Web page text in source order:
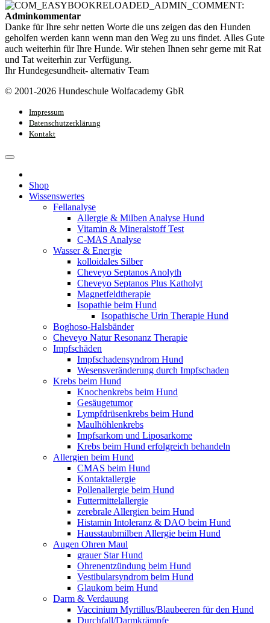
Adminkommentar
Danke für Ihre sehr netten Worte die uns zeigen das den Hunden
geholfen werden kann wenn man den Weg zu uns findet. Alles Gute
auch weiterhin für Ihre Hunde. Wir stehen Ihnen sehr gerne mit Rat
und Tat weiterhin zur Verfügung.
Ihr Hundegesundheit- alternativ Team
© 2001-2026 Hundeschule Wolfacademy GbR
Impressum
Datenschutzerklärung
Kontakt
Shop
Wissenswertes
Fellanalyse
Allergie & Milben Analyse Hund
Vitamin & Mineralstoff Test
C-MAS Analyse
Wasser & Energie
kolloidales Silber
Cheveyo Septanos Anolyth
Cheveyo Septanos Plus Katholyt
Magnetfeldtherapie
Isopathie beim Hund
Isopathische Urin Therapie Hund
Boghoso-Halsbänder
Cheveyo Natur Resonanz Therapie
Impfschäden
Impfschadensyndrom Hund
Wesensveränderung durch Impfschaden
Krebs beim Hund
Knochenkrebs beim Hund
Gesäugetumor
Lympfdrüsenkrebs beim Hund
Maulhöhlenkrebs
Impfsarkom und Liposarkome
Krebs beim Hund erfolgreich behandeln
Allergien beim Hund
CMAS beim Hund
Kontaktallergie
Pollenallergie beim Hund
Futtermittelallergie
zerebrale Allergien beim Hund
Histamin Intoleranz & DAO beim Hund
Hausstaubmilben Allergie beim Hund
Augen Ohren Maul
grauer Star Hund
Ohrenentzündung beim Hund
Vestibularsyndrom beim Hund
Glaukom beim Hund
Darm & Verdauung
Vaccinium Myrtillus/Blaubeeren für den Hund
Durchfall/Darmkrämpfe